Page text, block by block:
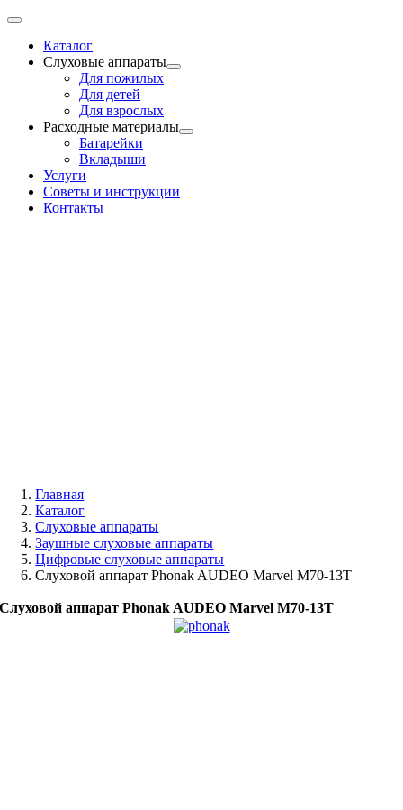
Skip
content
Toggle
NavigationКаталог
Слуховые аппараты
Для пожилых
Для детей
Для взрослых
Расходные материалы
Батарейки
Вкладыши
Услуги
Советы и инструкции
Контакты
Главная
Каталог
Слуховые аппараты
Заушные слуховые аппараты
Цифровые слуховые аппараты
Слуховой аппарат Phonak AUDEO Marvel М70-13Т
Слуховой аппарат Phonak AUDEO Marvel М70-13Т